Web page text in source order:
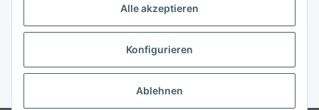
Alle akzeptieren
Konfigurieren
Ablehnen
Vertrag widerrufen
* Alle Preise inkl. gesetzlicher USt., zzgl.Versand